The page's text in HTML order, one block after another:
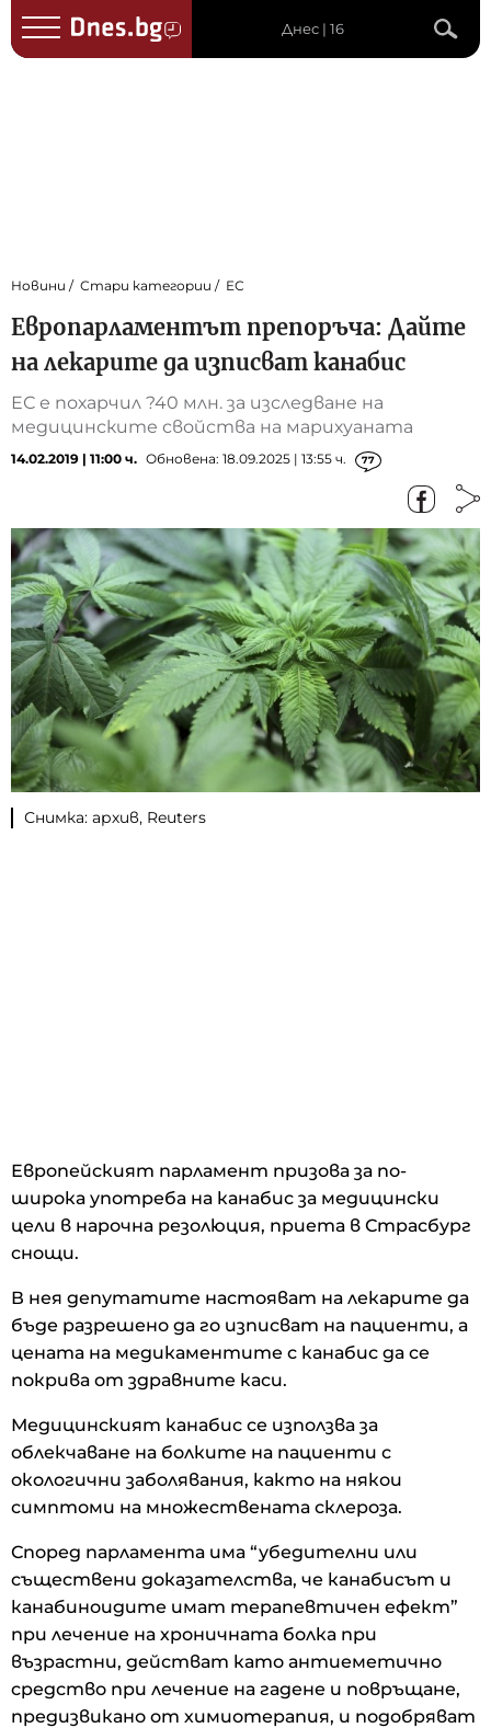
Днес | 16
Новини Стари категории ЕС
Европарламентът препоръча: Дайте
на лекарите да изписват канабис
ЕС е похарчил ?40 млн. за изследване на
медицинските свойства на марихуаната
14.02.2019 | 11:00 ч. Обновена: 18.09.2025 | 13:55 ч. 77
Снимка: архив, Reuters
Европейският парламент призова за по-
широка употреба на канабис за медицински
цели в нарочна резолюция, приета в Страсбург
снощи.
В нея депутатите настояват на лекарите да
бъде разрешено да го изписват на пациенти, а
цената на медикаментите с канабис да се
покрива от здравните каси.
Медицинският канабис се използва за
облекчаване на болките на пациенти с
окологични заболявания, както на някои
симптоми на множествената склероза.
Според парламента има “убедителни или
съществени доказателства, че канабисът и
канабиноидите имат терапевтичен ефект”
при лечение на хроничната болка при
възрастни, действат като антиеметично
средство при лечение на гадене и повръщане,
предизвикано от химиотерапия, и подобряват